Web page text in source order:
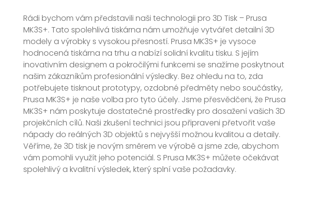
Rádi bychom vám představili naši technologii pro 3D Tisk – Prusa
MK3S+. Tato spolehlivá tiskárna nám umožňuje vytvářet detailní 3D
modely a výrobky s vysokou přesností. Prusa MK3S+ je vysoce
hodnocená tiskárna na trhu a nabízí solidní kvalitu tisku. S jejím
inovativním designem a pokročilými funkcemi se snažíme poskytnout
našim zákazníkům profesionální výsledky. Bez ohledu na to, zda
potřebujete tisknout prototypy, ozdobné předměty nebo součástky,
Prusa MK3S+ je naše volba pro tyto účely. Jsme přesvědčeni, že Prusa
MK3S+ nám poskytuje dostatečné prostředky pro dosažení vašich 3D
projekčních cílů. Naši zkušení technici jsou připraveni přetvořit vaše
nápady do reálných 3D objektů s nejvyšší možnou kvalitou a detaily.
Věříme, že 3D tisk je novým směrem ve výrobě a jsme zde, abychom
vám pomohli využít jeho potenciál. S Prusa MK3S+ můžete očekávat
spolehlivý a kvalitní výsledek, který splní vaše požadavky.